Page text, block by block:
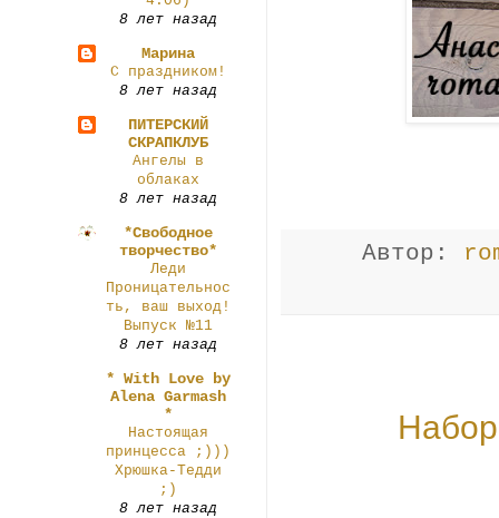
Автор:
8 лет назад
Марина
С праздником!
8 лет назад
ПИТЕРСКИЙ
СКРАПКЛУБ
Ангелы в
облаках
8 лет назад
*Свободное
творчество*
Леди
Проницательнос
ть, ваш выход!
Выпуск №11
8 лет назад
* With Love by
Alena Garmash
*
Настоящая
принцесса ;)))
Хрюшка-Тедди
;)
8 лет назад